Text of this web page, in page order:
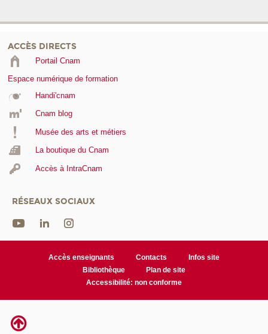
ACCÈS DIRECTS
Portail Cnam
Espace numérique de formation
Handi'cnam
Cnam blog
Musée des arts et métiers
La boutique du Cnam
Accès à IntraCnam
RÉSEAUX SOCIAUX
Accès enseignants Contacts
Infos site
Bibliothèque
Plan de site
Accessibilité: non conforme